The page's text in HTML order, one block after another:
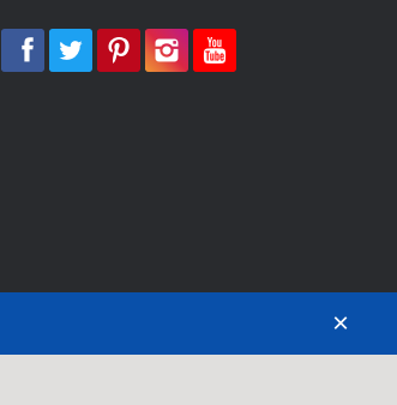
facebook
twitterpinterestinstagramyoutube
×